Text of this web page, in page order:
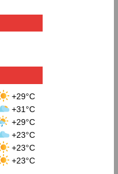
+29°C
+31°C
+29°C
+23°C
+23°C
+23°C